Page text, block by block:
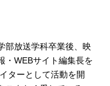
部放送学科卒業後、映
・WEBサイト編集長を
ターとして活動を開